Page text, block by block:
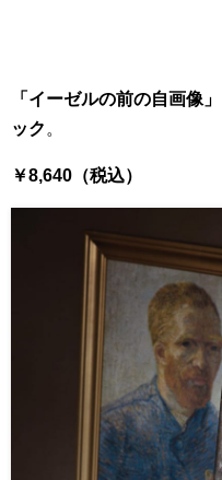
「イーゼルの前の自画像」
ック 。
￥8,640（税込）